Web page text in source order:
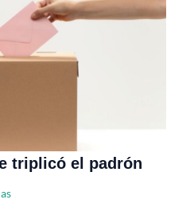
triplicó el padrón